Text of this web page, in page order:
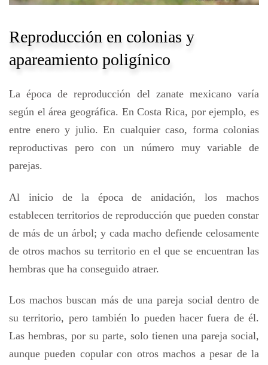
Reproducción en colonias y
apareamiento poligínico
La época de reproducción del zanate mexicano varía
según el área geográfica. En Costa Rica, por ejemplo, es
entre enero y julio. En cualquier caso, forma colonias
reproductivas pero con un número muy variable de
parejas.
Al inicio de la época de anidación, los machos
establecen territorios de reproducción que pueden constar
de más de un árbol; y cada macho defiende celosamente
de otros machos su territorio en el que se encuentran las
hembras que ha conseguido atraer.
Los machos buscan más de una pareja social dentro de
su territorio, pero también lo pueden hacer fuera de él.
Las hembras, por su parte, solo tienen una pareja social,
aunque pueden copular con otros machos a pesar de la